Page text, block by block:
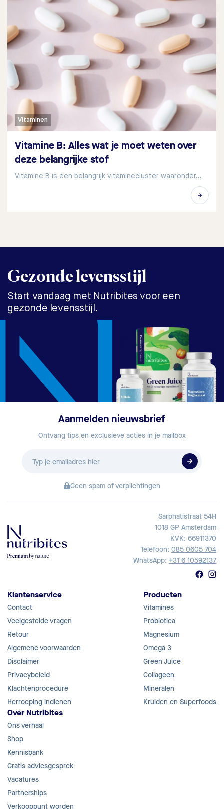
Vitaminen
Vitamine B: Alles wat je moet weten over
deze belangrijke stof
Vitamine B is een belangrijk vitaminecluster waaronder…
Gezonde levensstijl
Start vandaag met Nutribites voor een
gezonde levensstijl.
Aanmelden nieuwsbrief
Ontvang tips en exclusieve acties in je mailbox
Geen spam of verplichtingen
Sarphatistraat 54H
1018 GP Amsterdam
KVK: 66911370
Telefoon: 085 0605 704
WhatsApp: +31 6 10592137
Klantenservice
Contact
Veelgestelde vragen
Retour
Algemene voorwaarden
Disclaimer
Privacybeleid
Klachtenprocedure
Herroeping indienen
Producten
Vitamines
Probiotica
Magnesium
Omega 3
Green Juice
Collageen
Mineralen
Kruiden en Superfoods
Over Nutribites
Ons verhaal
Shop
Kennisbank
Gratis adviesgesprek
Vacatures
Partnerships
Verkooppunt worden